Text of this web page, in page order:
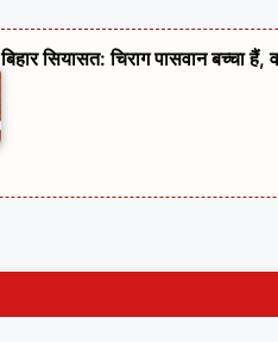
बिहार सियासत: चिराग पासवान